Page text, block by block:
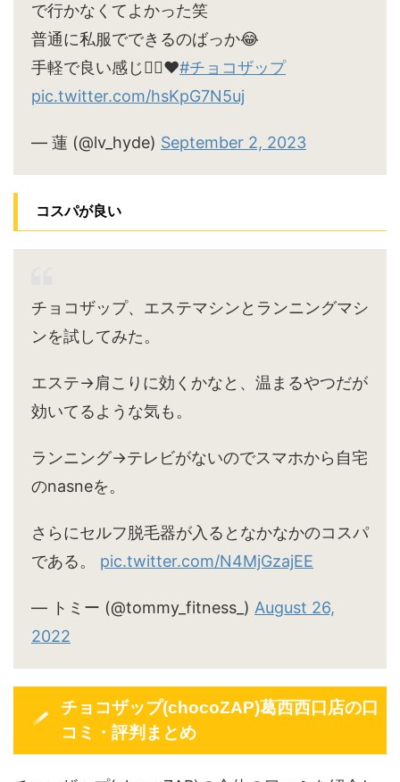
で行かなくてよかった笑
普通に私服でできるのばっか😂
手軽で良い感じ🙆‍♀️♥#チョコザップ
pic.twitter.com/hsKpG7N5uj
— 蓮 (@lv_hyde) September 2, 2023
コスパが良い
チョコザップ、エステマシンとランニングマシ
ンを試してみた。
エステ→肩こりに効くかなと、温まるやつだが
効いてるような気も。
ランニング→テレビがないのでスマホから自宅
のnasneを。
さらにセルフ脱毛器が入るとなかなかのコスパ
である。 pic.twitter.com/N4MjGzajEE
— トミー (@tommy_fitness_) August 26,
2022
チョコザップ(chocoZAP)葛西西口店の口
コミ・評判まとめ